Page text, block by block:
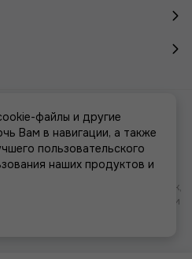
фурнитура IreyLace.Карта сайта
для платформы InSales
касающаяся характеристик,
информационный характер и ни при
офертой, определяемой
файлы и другие
Вам в навигации, а также
пользовательского
наших продуктов и